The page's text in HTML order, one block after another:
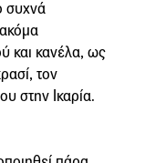
συχνά
και κανέλα, ως
τον
στην Ικαρία.